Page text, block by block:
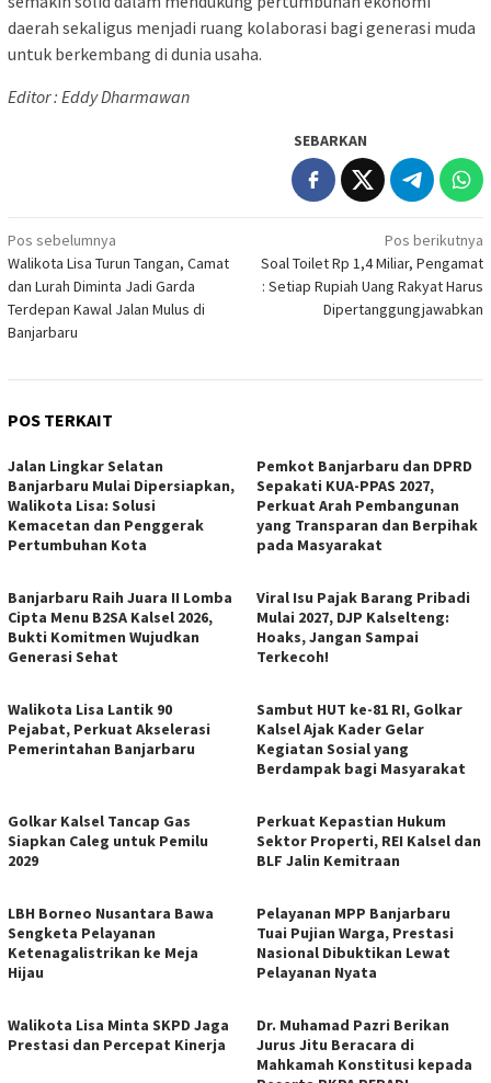
daerah sekaligus menjadi ruang kolaborasi bagi generasi muda
untuk berkembang di dunia usaha.
Editor : Eddy Dharmawan
SEBARKAN
Navigasi
pos
Pos sebelumnya
Walikota Lisa Turun Tangan, Camat
dan Lurah Diminta Jadi Garda
Terdepan Kawal Jalan Mulus di
Banjarbaru
Pos berikutnya
Soal Toilet Rp 1,4 Miliar, Pengamat
: Setiap Rupiah Uang Rakyat Harus
Dipertanggungjawabkan
POS TERKAIT
Jalan Lingkar Selatan
Banjarbaru Mulai Dipersiapkan,
Walikota Lisa: Solusi
Kemacetan dan Penggerak
Pertumbuhan Kota
Pemkot Banjarbaru dan DPRD
Sepakati KUA-PPAS 2027,
Perkuat Arah Pembangunan
yang Transparan dan Berpihak
pada Masyarakat
Banjarbaru Raih Juara II Lomba
Cipta Menu B2SA Kalsel 2026,
Bukti Komitmen Wujudkan
Generasi Sehat
Viral Isu Pajak Barang Pribadi
Mulai 2027, DJP Kalselteng:
Hoaks, Jangan Sampai
Terkecoh!
Walikota Lisa Lantik 90
Pejabat, Perkuat Akselerasi
Pemerintahan Banjarbaru
Sambut HUT ke-81 RI, Golkar
Kalsel Ajak Kader Gelar
Kegiatan Sosial yang
Berdampak bagi Masyarakat
Golkar Kalsel Tancap Gas
Siapkan Caleg untuk Pemilu
2029
Perkuat Kepastian Hukum
Sektor Properti, REI Kalsel dan
BLF Jalin Kemitraan
LBH Borneo Nusantara Bawa
Sengketa Pelayanan
Ketenagalistrikan ke Meja
Hijau
Pelayanan MPP Banjarbaru
Tuai Pujian Warga, Prestasi
Nasional Dibuktikan Lewat
Pelayanan Nyata
Walikota Lisa Minta SKPD Jaga
Prestasi dan Percepat Kinerja
Dr. Muhamad Pazri Berikan
Jurus Jitu Beracara di
Mahkamah Konstitusi kepada